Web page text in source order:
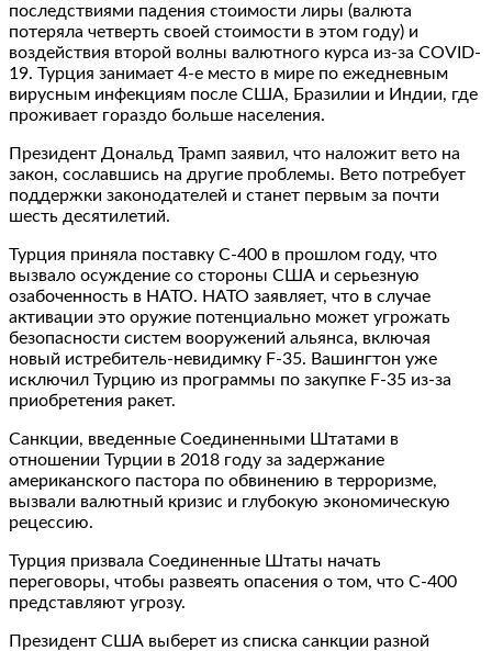
последствиями падения стоимости лиры (валюта
потеряла четверть своей стоимости в этом году) и
воздействия второй волны валютного курса из-за COVID-
19. Турция занимает 4-е место в мире по ежедневным
вирусным инфекциям после США, Бразилии и Индии, где
проживает гораздо больше населения.
Президент Дональд Трамп заявил, что наложит вето на
закон, сославшись на другие проблемы. Вето потребует
поддержки законодателей и станет первым за почти
шесть десятилетий.
Турция приняла поставку С-400 в прошлом году, что
вызвало осуждение со стороны США и серьезную
озабоченность в НАТО. НАТО заявляет, что в случае
активации это оружие потенциально может угрожать
безопасности систем вооружений альянса, включая
новый истребитель-невидимку F-35. Вашингтон уже
исключил Турцию из программы по закупке F-35 из-за
приобретения ракет.
Санкции, введенные Соединенными Штатами в
отношении Турции в 2018 году за задержание
американского пастора по обвинению в терроризме,
вызвали валютный кризис и глубокую экономическую
рецессию.
Турция призвала Соединенные Штаты начать
переговоры, чтобы развеять опасения о том, что С-400
представляют угрозу.
Президент США выберет из списка санкции разной